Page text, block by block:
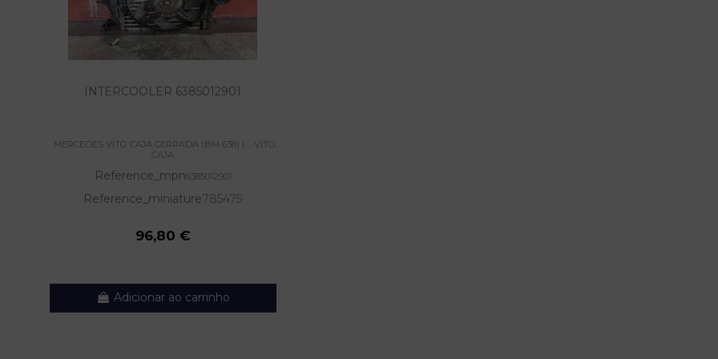
INTERCOOLER 6385012901
MERCEDES VITO CAJA CERRADA (BM 638) | ... VITO
CAJA...
Reference_mpn6385012901
Reference_miniature785475
96,80 €
Adicionar ao carrinho